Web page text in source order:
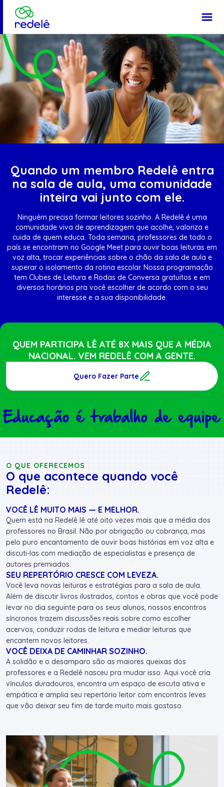
Página Inicial
Quando um membro Redelê entra
na sala de aula, uma comunidade
inteira vai junto com ele.
Ninguém precisa formar leitores sozinho. A Redelê é uma
comunidade viva de aprendizagem que acolhe, valoriza e
cuida de quem educa. Toda semana, professores de todo o
país se encontram no Google Meet para ouvir boas leituras em
voz alta, trocar experiências sobre o chão da sala de aula e
superar o isolamento da rotina escolar. Nossa programação
tem Clubes de Leitura e Rodas de Conversa gratuitos e em
diversos horários pra você escolher de acordo com o seu
interesse e a sua disponibilidade.
QUEM PARTICIPA LÊ ATÉ 8X MAIS QUE A MÉDIA
NACIONAL. VEM REDELÊ COM A GENTE.
Quero Fazer Parte
O QUE OFERECEMOS
O que acontece quando você
Redelê:
VOCÊ LÊ MUITO MAIS — E MELHOR.
Quem está na Redelê lê até oito vezes mais que a média dos
professores no Brasil. Não por obrigação ou cobrança, mas
pelo puro encantamento de ouvir boas histórias em voz alta e
discuti-las com mediação de especialistas e presença de
autores premiados.
SEU REPERTÓRIO CRESCE COM LEVEZA.
Você leva novas leituras e estratégias para a sala de aula.
Além de discutir livros ilustrados, contos e obras que você pode
levar no dia seguinte para os seus alunos, nossos encontros
síncronos trazem discussões reais sobre como escolher
acervos, conduzir rodas de leitura e mediar leituras que
encantem novos leitores.
VOCÊ DEIXA DE CAMINHAR SOZINHO.
A solidão e o desamparo são as maiores queixas dos
professores e a Redelê nasceu pra mudar isso. Aqui você cria
vínculos duradouros, encontra um espaço de escuta ativa e
empática e amplia seu repertório leitor com encontros leves
que vão deixar seu fim de tarde muito mais gostoso.